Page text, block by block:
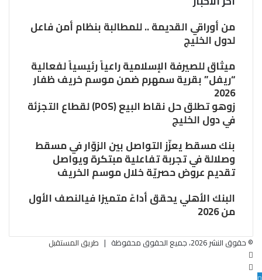
من أوراقي القديمة .. للمطالبة بنظام أمن فاعل
لدول الخليج
ميثاق للصيرفة الإسلامية راعياً رئيسياً لفعالية
“ريفل” بقرية سمهرم ضمن موسم خريف ظفار
2026
زوهو تطلق حل نقاط البيع (POS) لقطاع التجزئة
في دول الخليج
بنك مسقط يعزّز التواصل بين الزوّار في مسقط
وصلالة في تجربة تفاعلية مبتكرة ويواصل
تقديم عروض حصريّة خلال موسم الخريف
البنك الأهلي يحقق أداءً متميزا فيالنصف الأول
من 2026
© حقوق النشر 2026، جميع الحقوق محفوظة |
طريق المستقبل